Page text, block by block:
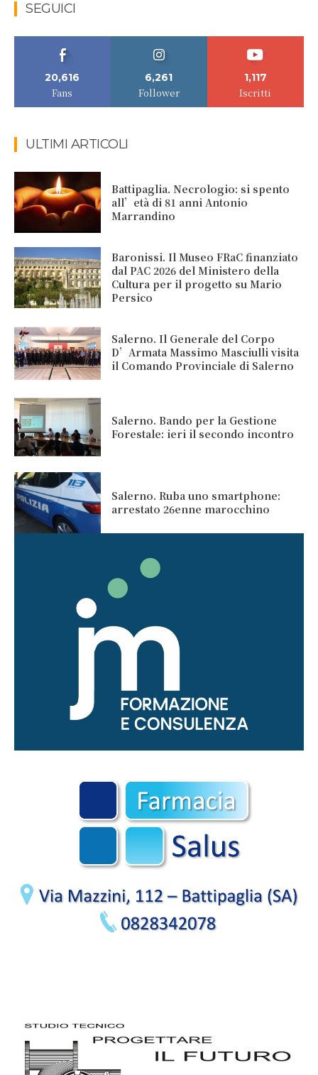
SEGUICI
20,616
Fans
6,261
Follower
1,117
Iscritti
ULTIMI ARTICOLI
Battipaglia. Necrologio: si spento
all’età di 81 anni Antonio
Marrandino
Baronissi. Il Museo FRaC finanziato
dal PAC 2026 del Ministero della
Cultura per il progetto su Mario
Persico
Salerno. Il Generale del Corpo
D’Armata Massimo Masciulli visita
il Comando Provinciale di Salerno
Salerno. Bando per la Gestione
Forestale: ieri il secondo incontro
Salerno. Ruba uno smartphone:
arrestato 26enne marocchino